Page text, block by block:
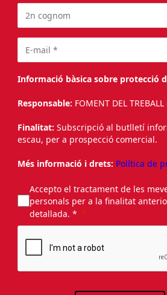
Informació bàsica sobre protecció
Responsable: FOMENT DEL
Finalitat: Subscripció al butlletí
escau, per a prospecció comercial.
Més informació i drets: Política de
Accepto el tractament de les
personals per a la finalitat
detallada. *